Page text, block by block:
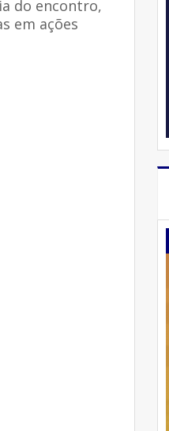
do encontro,
em ações